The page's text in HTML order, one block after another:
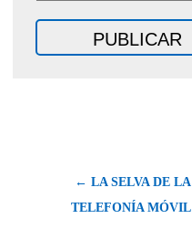
← LA SELVA DE LA
TELEFONÍA MÓVIL